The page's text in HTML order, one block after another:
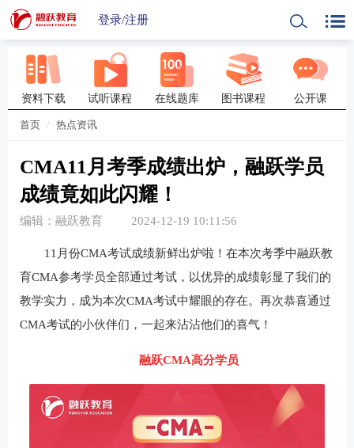
登录/注册
资料下载 试听课程 在线题库 图书课程 公开课
首页 热点资讯
CMA11月考季成绩出炉，融跃学员
成绩竟如此闪耀！
编辑：融跃教育 2024-12-19 10:11:56
11月份CMA考试成绩新鲜出炉啦！在本次考季中融跃教
育CMA参考学员全部通过考试，以优异的成绩彰显了我们的
教学实力，成为本次CMA考试中耀眼的存在。再次恭喜通过
CMA考试的小伙伴们，一起来沾沾他们的喜气！
融跃CMA高分学员